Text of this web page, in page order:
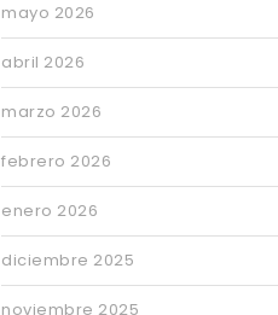
mayo 2026
abril 2026
marzo 2026
febrero 2026
enero 2026
diciembre 2025
noviembre 2025